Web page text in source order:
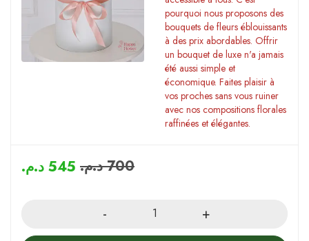
pourquoi nous proposons des
bouquets de fleurs éblouissants
à des prix abordables. Offrir
un bouquet de luxe n'a jamais
été aussi simple et
économique. Faites plaisir à
vos proches sans vous ruiner
avec nos compositions florales
raffinées et élégantes.
700 د.م. 545 د.م.